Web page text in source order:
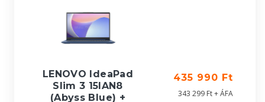
LENOVO IdeaPad
Slim 3 15IAN8
(Abyss Blue) +
435 990 Ft
343 299 Ft + ÁFA